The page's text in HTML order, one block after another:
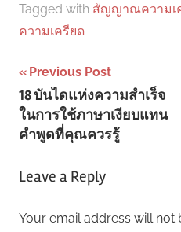
Tagged with สัญญาณความเ
ความเครียด
Post
navigation
Previous Post
18 บันไดแห่งความสำเร็จ
ในการใช้ภาษาเงียบแทน
คำพูดที่คุณควรรู้
Leave a Reply
Your email address will not